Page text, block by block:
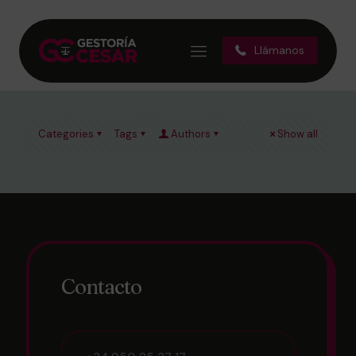
Llámanos
bizzo casino
Categories Tags Authors Show all
Contacto